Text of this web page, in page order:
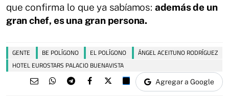
que confirma lo que ya sabíamos: además de un
gran chef, es una gran persona.
GENTE BE POLÍGONO EL POLÍGONO
ÁNGEL ACEITUNO RODRÍGUEZ
HOTEL EUROSTARS PALACIO BUENAVISTA
Agregar a Google